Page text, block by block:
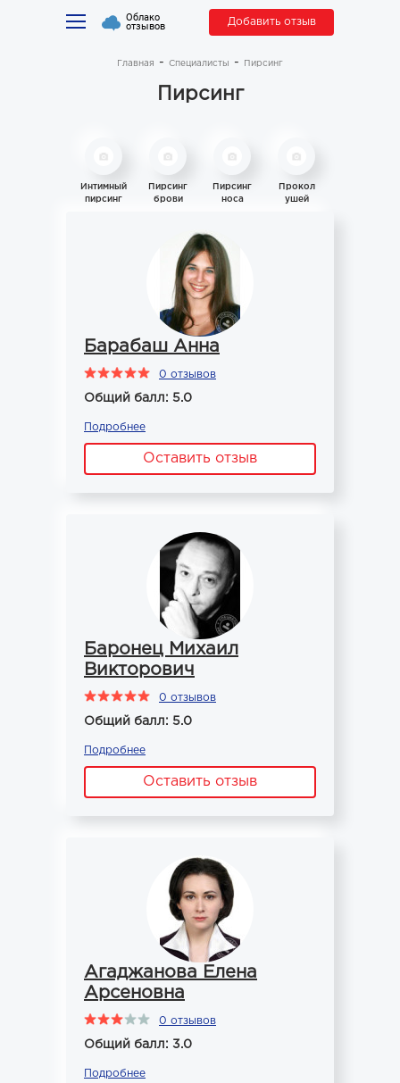
Облако
отзывов Добавить отзыв
Главная Специалисты Пирсинг
Пирсинг
Интимный
пирсинг
Пирсинг
брови
Пирсинг
носа
Прокол
ушей
Барабаш Анна
0 отзывов
Общий балл: 5.0
Подробнее
Оставить отзыв
Баронец Михаил
Викторович
0 отзывов
Общий балл: 5.0
Подробнее
Оставить отзыв
Агаджанова Елена
Арсеновна
0 отзывов
Общий балл: 3.0
Подробнее